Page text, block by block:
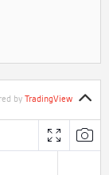
by TradingView